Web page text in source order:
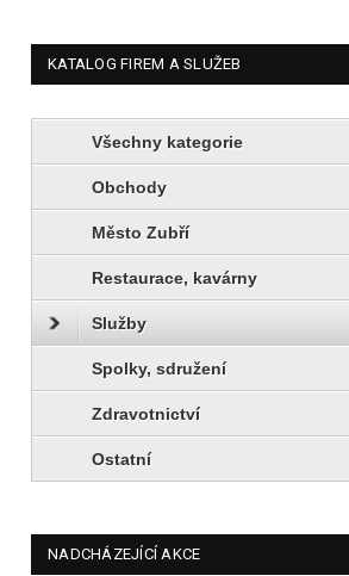
KATALOG FIREM A SLUŽEB
Všechny kategorie
Obchody
Město Zubří
Restaurace, kavárny
Služby
Spolky, sdružení
Zdravotnictví
Ostatní
NADCHÁZEJÍCÍ AKCE